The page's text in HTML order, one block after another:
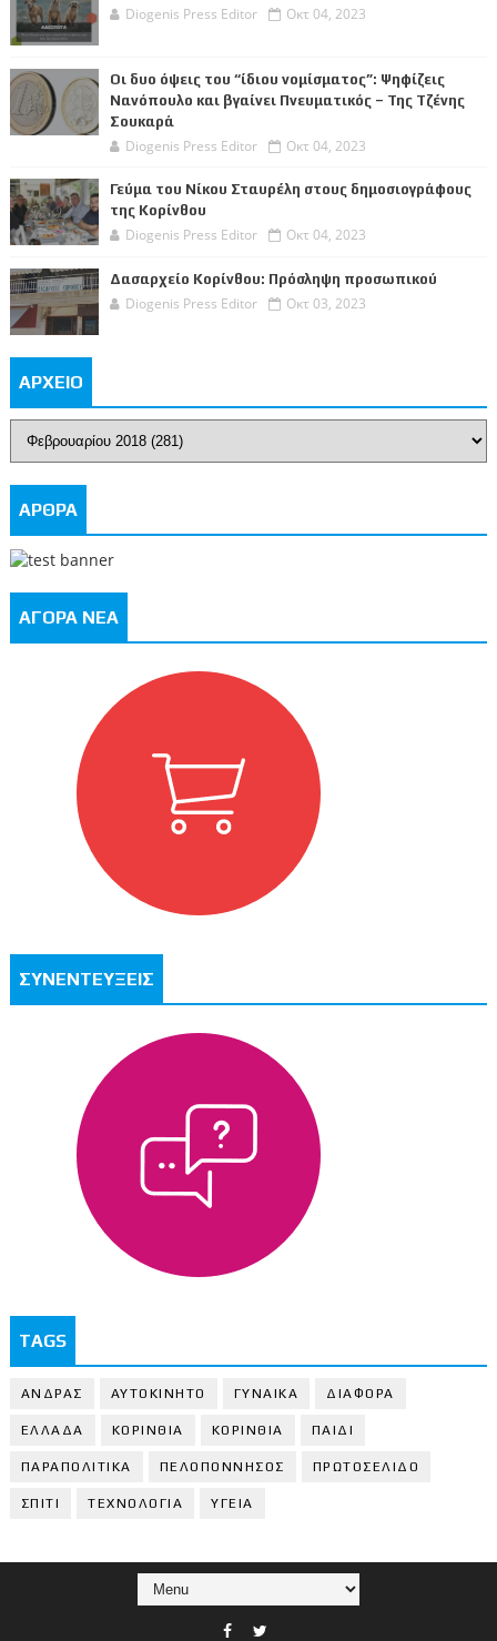
Diogenis Press Editor Οκτ 04, 2023
Οι δυο όψεις του “ίδιου νομίσματος”: Ψηφίζεις
Νανόπουλο και βγαίνει Πνευματικός – Της Τζένης
Σουκαρά
Diogenis Press Editor Οκτ 04, 2023
Γεύμα του Νίκου Σταυρέλη στους δημοσιογράφους
της Κορίνθου
Diogenis Press Editor Οκτ 04, 2023
Δασαρχείο Κορίνθου: Πρόσληψη προσωπικού
Diogenis Press Editor Οκτ 03, 2023
ΑΡΧΕΙΟ
ΑΡΘΡΑ
ΑΓΟΡΑ ΝΕΑ
ΣΥΝΕΝΤΕΥΞΕΙΣ
TAGS
ΑΝΔΡΑΣ ΑΥΤΟΚΙΝΗΤΟ ΓΥΝΑΙΚΑ ΔΙΑΦΟΡΑ
ΕΛΛΑΔΑ ΚΟΡΙΝΘΙΑ ΚΟΡΙΝΘΙA ΠΑΙΔΙ
ΠΑΡΑΠΟΛΙΤΙΚΑ ΠΕΛΟΠΟΝΝΗΣΟΣ ΠΡΩΤΟΣΕΛΙΔΟ
ΣΠΙΤΙ ΤΕΧΝΟΛΟΓΙΑ ΥΓΕΙΑ